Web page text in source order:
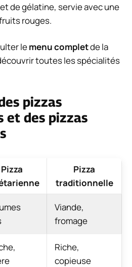
de gélatine, servie avec une
rouges.
lemenu completde la
toutes les spécialités
pizzas
et des pizzas
Pizza
Pizza
traditionnelle
Viande,
fromage
Riche,
copieuse